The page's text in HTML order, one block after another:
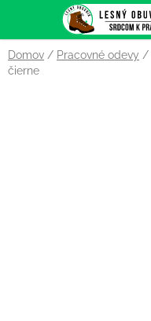
obsah
Domov / Pracovné odevy /
čierne